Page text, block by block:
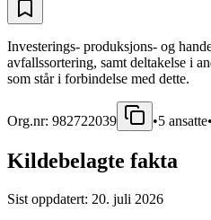
Investerings- produksjons- og
avfallssortering, samt deltakelse i
som står i forbindelse med dette.
Org.nr: 982722039 •5 ansatte•
Kildebelagte fakta
Sist oppdatert: 20. juli 2026